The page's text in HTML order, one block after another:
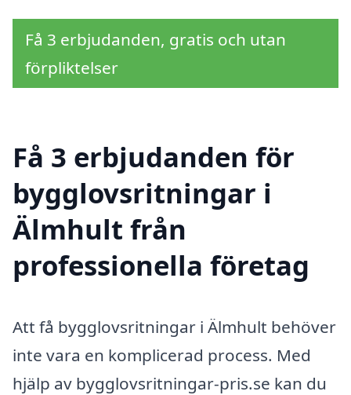
Få 3 erbjudanden, gratis och utan
förpliktelser
Få 3 erbjudanden för
bygglovsritningar i
Älmhult från
professionella företag
Att få bygglovsritningar i Älmhult behöver
inte vara en komplicerad process. Med
hjälp av bygglovsritningar-pris.se kan du